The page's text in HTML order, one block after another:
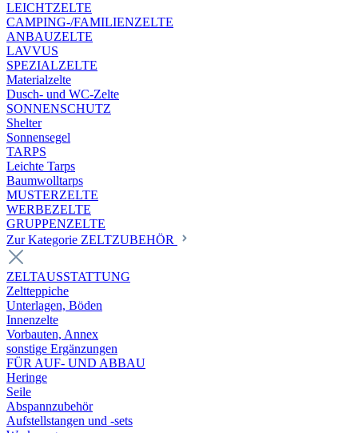
LEICHTZELTE
CAMPING-/FAMILIENZELTE
ANBAUZELTE
LAVVUS
SPEZIALZELTE
Materialzelte
Dusch- und WC-Zelte
SONNENSCHUTZ
Shelter
Sonnensegel
TARPS
Leichte Tarps
Baumwolltarps
MUSTERZELTE
WERBEZELTE
GRUPPENZELTE
Zur Kategorie ZELTZUBEHÖR
ZELTAUSSTATTUNG
Zeltteppiche
Unterlagen, Böden
Innenzelte
Vorbauten, Annex
sonstige Ergänzungen
FÜR AUF- UND ABBAU
Heringe
Seile
Abspannzubehör
Aufstellstangen und -sets